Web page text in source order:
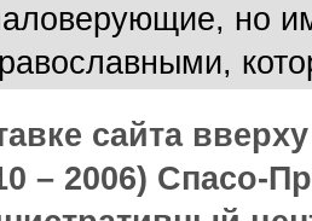
но
сайта
– 2006) Спасо-